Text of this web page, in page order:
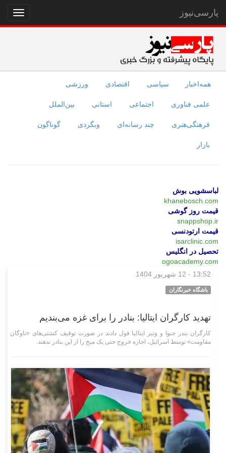
نمایش
منو
پارسی‌نیوز
همه‌اخبار سیاسی اقتصادی ورزشی
علمی فناوری اجتماعی استانی بین‌الملل
فرهنگی‌هنری چند رسانه‌ای وبگردی گوناگون
بازار
لباسشویی بوش
khanebosch.com
قیمت روز گوشی
snappshop.ir
قیمت ارتودنسی
isarclinic.com
تحصیل در انگلیس
ogoacademy.com
13:52 - 12 شهریور 1404
باشگاه خبرنگاران
تهدید کارگران ایتالیا: بنادر را برای غزه می‌بندیم
کارگران بندر جنوا و ونیز ایتالیا قول دادند در صورت توقیف کشتی‌های «ناوگان
مقاومت» توسط اسرائیل، اجازه خروج حتی یک میخ را از این بنادر ندهند.